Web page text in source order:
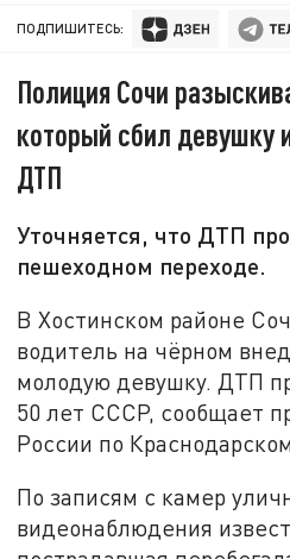
ПОДПИШИТЕСЬ:
Полиция Сочи
который сбил девушку
ДТП
Уточняется, что ДТП
пешеходном переходе.
В Хостинском районе
водитель на чёрном
молодую девушку. ДТП
50 лет СССР, сообщает
России по
По записям с камер
видеонаблюдения